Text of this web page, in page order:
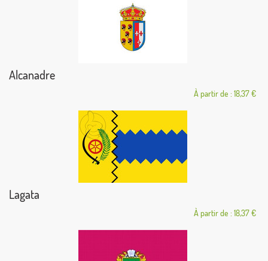
Alcanadre
À partir de : 18,37 €
Lagata
À partir de : 18,37 €